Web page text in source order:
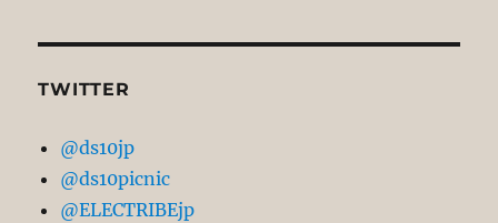
TWITTER
@ds10jp
@ds10picnic
@ELECTRIBEjp